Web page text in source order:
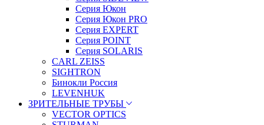
Серия Юкон
Серия Юкон PRO
Серия EXPERT
Серия POINT
Серия SOLARIS
CARL ZEISS
SIGHTRON
Бинокли Россия
LEVENHUK
ЗРИТЕЛЬНЫЕ ТРУБЫ
VECTOR OPTICS